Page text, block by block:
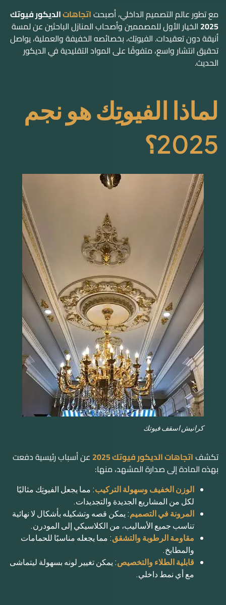
مع تطور عالم التصميم الداخلي، أصبحتاتجاهاتالديكور فيوتك
2025 الخيار الأول للمصممين وأصحاب المنازل الباحثين عن لمسة
أنيقة دون تعقيدات. الفيوتِك، بخصائصه الخفيفة والعملية، يواصل
تحقيق انتشار واسع، متفوقًا على المواد التقليدية في الديكور
الحديث.
لماذا الفيوتِك هو نجم
2025؟
كرانيش اسقف فيوتك
تكشفاتجاهات الديكور فيوتك 2025
عن أسباب رئيسية دفعت
بهذه المادة إلى صدارة المشهد، منها:
الوزن الخفيف وسهولة التركيب: مما يجعل الفيوتِك مثاليًا
لكل من المشاريع الجديدة والتجديدات.
المرونة في التصميم: يمكن قصه وتشكيله بأشكال لا نهائية
تناسب جميع الأساليب، من الكلاسيكي إلى المودرن.
مقاومة الرطوبة والتشقق: مما يجعله مناسبًا للحمامات
والمطابخ.
قابلية الطلاء والتخصيص: يمكن تغيير لونه بسهولة ليتماشى
مع أي نمط داخلي.